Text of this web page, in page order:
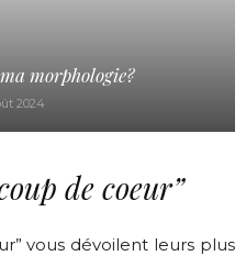
morphologie?
2024
de coeur”
vous dévoilent leurs plus